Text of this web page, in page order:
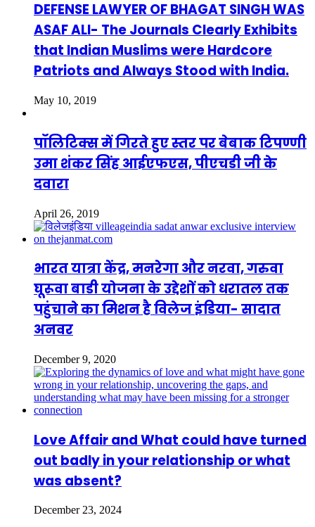
DEFENSE LAWYER OF BHAGAT SINGH WAS
ASAF ALI- The Journals Clearly Exhibits
that Indian Muslims were Hardcore
Patriots and Always Stood with India.
May 10, 2019
पॉलिटिक्स में गिरते हुए स्तर पर बेबाक टिपण्णी
उमा शंकर सिंह आईएफएस, पीएचडी जी के
दवारा
April 26, 2019
भारत यात्रा केंद्र, मनरेगा और नरवा, गरुवा
घूरूवा बाडी योजना के उद्देशों को धरातल तक
पहुंचाने का मिशन है विलेज इंडिया- सादात
अनवर
December 9, 2020
Love Affair and What could have turned
out badly in your relationship or what
was absent?
December 23, 2024